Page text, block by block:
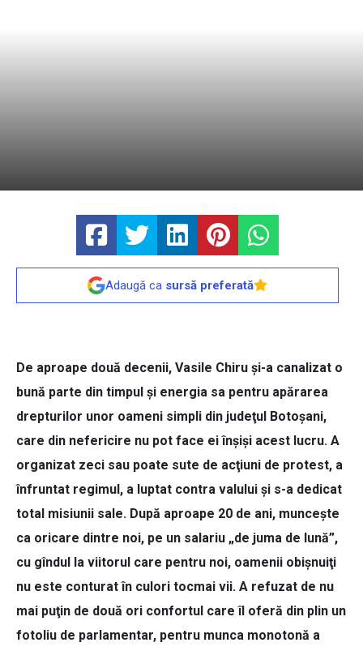
Adaugă ca sursă preferată
De aproape două decenii, Vasile Chiru şi-a canalizat o
bună parte din timpul şi energia sa pentru apărarea
drepturilor unor oameni simpli din judeţul Botoşani,
care din nefericire nu pot face ei înşişi acest lucru. A
organizat zeci sau poate sute de acţiuni de protest, a
înfruntat regimul, a luptat contra valului şi s-a dedicat
total misiunii sale. După aproape 20 de ani, munceşte
ca oricare dintre noi, pe un salariu „de juma de lună”,
cu gîndul la viitorul care pentru noi, oamenii obişnuiţi
nu este conturat în culori tocmai vii. A refuzat de nu
mai puţin de două ori confortul care îl oferă din plin un
fotoliu de parlamentar, pentru munca monotonă a